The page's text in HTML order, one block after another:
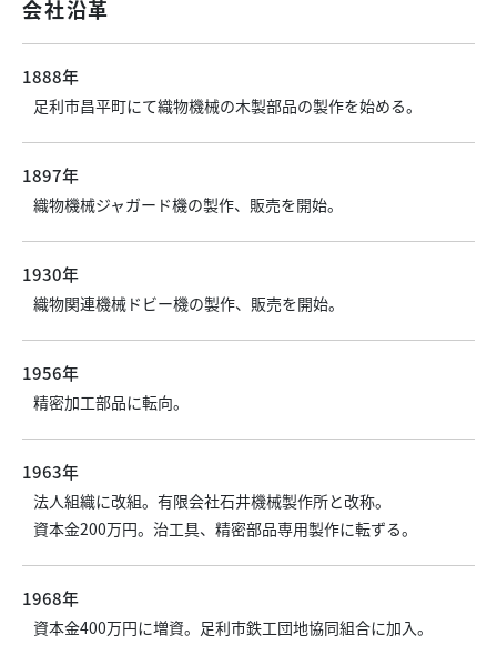
会社沿革
1888年
足利市昌平町にて織物機械の木製部品の製作を始める。
1897年
織物機械ジャガード機の製作、販売を開始。
1930年
織物関連機械ドビー機の製作、販売を開始。
1956年
精密加工部品に転向。
1963年
法人組織に改組。有限会社石井機械製作所と改称。
資本金200万円。治工具、精密部品専用製作に転ずる。
1968年
資本金400万円に増資。足利市鉄工団地協同組合に加入。